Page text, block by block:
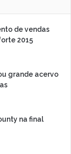
de vendas
2015
grande acervo
na final